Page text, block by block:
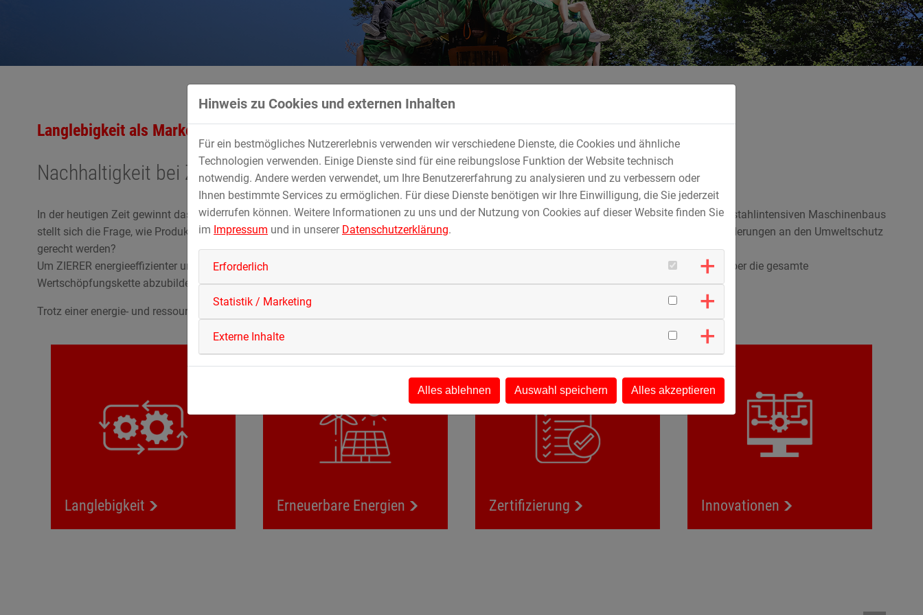
Langlebigkeit als Markenzeichen
Nachhaltigkeit bei ZIERER
In der heutigen Zeit gewinnt das Bewusstsein für Nachhaltigkeit in nahezu allen Branchen zunehmend an Bedeutung. Besonders im Bereich des stahlintensiven Maschinenbaus
stellt sich die Frage, wie Produkte und Prozesse gestalten werden können, damit sie sowohl den ZIERER Unternehmenszielen als auch den Anforderungen an den Umweltschutz
gerecht werden?
Um ZIERER energieeffizienter und nachhaltiger zu gestalten, sind ganzheitliche Lösungsansätze gefordert, die es ermöglichen, Energieeffizienz über die gesamte
Wertschöpfungskette abzubilden und zu optimieren.
Trotz einer energie- und ressourcenreichen Produktion nutzt ZIERER Möglichkeiten aus, Nachhaltigkeit zu fördern und vorzuleben:
Langlebigkeit
Langlebigkeit
Erneuerbare Energien
Erneuerbare Energien
Zertifizierung
Zertifizierung
Innovationen
Hinweis zu Cookies und externen Inhalten
Für ein bestmögliches Nutzererlebnis verwenden wir verschiedene Dienste, die Cookies und ähnliche
Technologien verwenden. Einige Dienste sind für eine reibungslose Funktion der Website technisch
notwendig. Andere werden verwendet, um Ihre Benutzererfahrung zu analysieren und zu verbessern oder
Ihnen bestimmte Services zu ermöglichen. Für diese Dienste benötigen wir Ihre Einwilligung, die Sie jederzeit
widerrufen können. Weitere Informationen zu uns und der Nutzung von Cookies auf dieser Website finden Sie
im Impressum und in unserer Datenschutzerklärung.
Erforderlich
Statistik / Marketing
Externe Inhalte
Alles ablehnen Auswahl speichern Alles akzeptieren